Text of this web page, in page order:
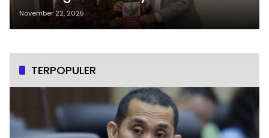
Agenda Sistemik Bersama
Megawati
November 22, 2025
TERPOPULER